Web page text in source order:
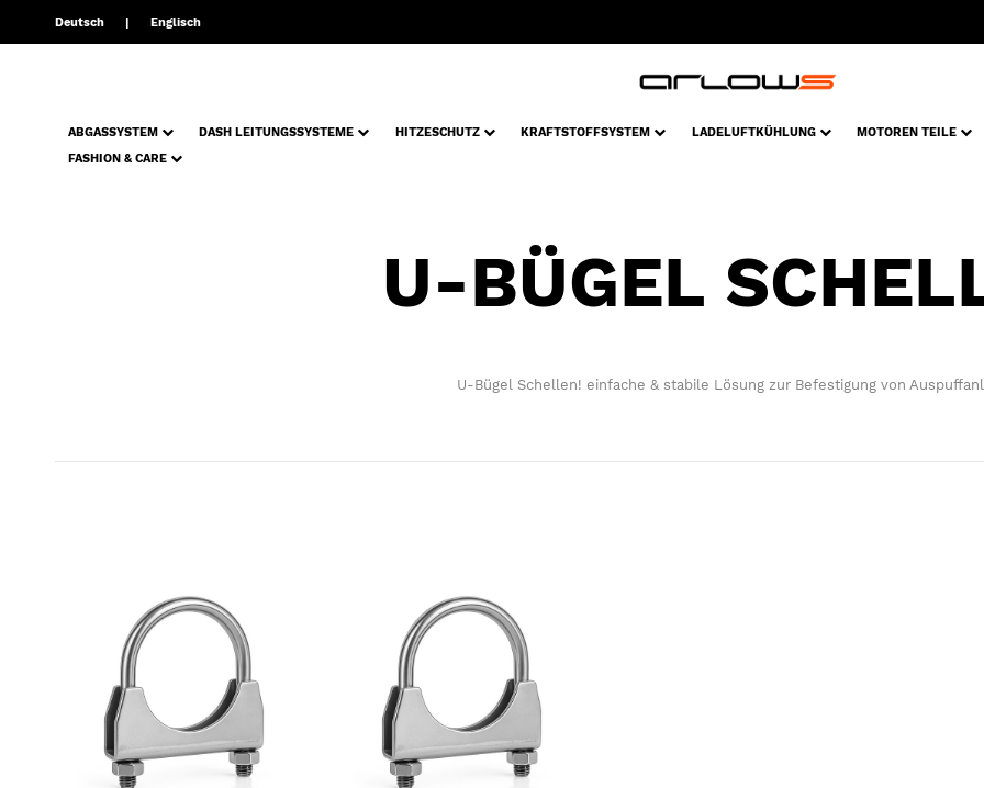
Deutsch Englisch
ABGASSYSTEM DASH LEITUNGSSYSTEME HITZESCHUTZ KRAFTSTOFFSYSTEM LADELUFTKÜHLUNG MOTOREN TEILE
FASHION & CARE
U-BÜGEL
U-Bügel Schellen! einfache & stabile Lösung zur Befestigung von